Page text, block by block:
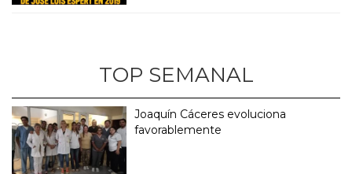
TOP SEMANAL
Joaquín Cáceres evoluciona
favorablemente